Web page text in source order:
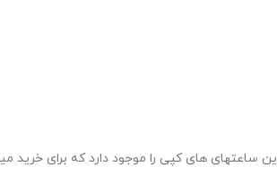
ساعتهای های کپی را موجود دارد که برای خرید